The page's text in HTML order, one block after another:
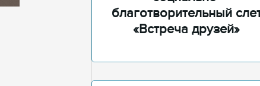
благотворительный
«Встреча друзей»